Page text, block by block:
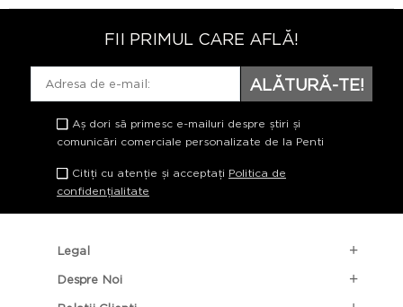
FII PRIMUL CARE AFLĂ!
ALĂTURĂ-TE!
Aș dori să primesc e-mailuri despre știri și
comunicări comerciale personalizate de la Penti
Citiți cu atenție și acceptați Politica de
confidențialitate
Legal
Despre Noi